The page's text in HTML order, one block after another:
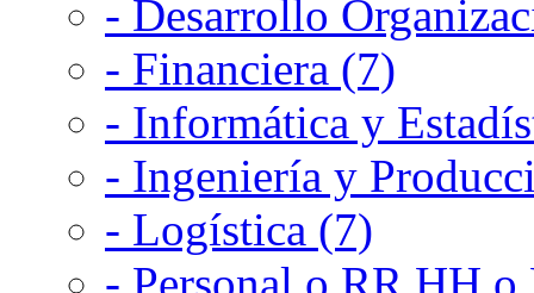
- Desarrollo
- Financiera (7)
- Informática y
- Ingeniería y
- Logística (7)
- Personal o RR.HH